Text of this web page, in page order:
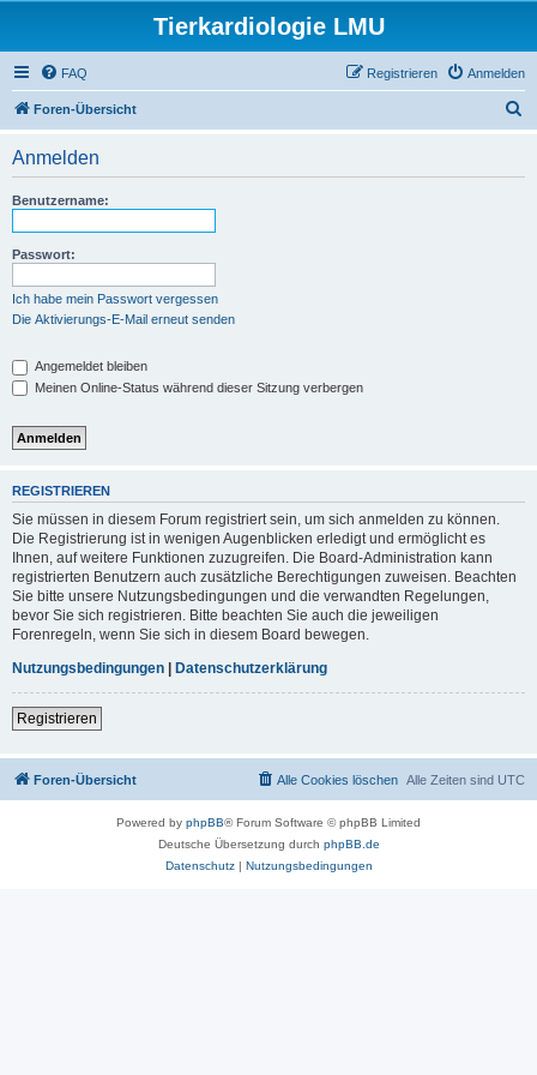
Tierkardiologie LMU
FAQ Anmelden
Registrieren
Foren-Übersicht
Anmelden
Benutzername:
Passwort:
Ich habe mein Passwort vergessen
Die Aktivierungs-E-Mail erneut senden
Angemeldet bleiben
Meinen Online-Status während dieser Sitzung verbergen
REGISTRIEREN
Sie müssen in diesem Forum registriert sein, um sich anmelden zu können.
Die Registrierung ist in wenigen Augenblicken erledigt und ermöglicht es
Ihnen, auf weitere Funktionen zuzugreifen. Die Board-Administration kann
registrierten Benutzern auch zusätzliche Berechtigungen zuweisen. Beachten
Sie bitte unsere Nutzungsbedingungen und die verwandten Regelungen,
bevor Sie sich registrieren. Bitte beachten Sie auch die jeweiligen
Forenregeln, wenn Sie sich in diesem Board bewegen.
Nutzungsbedingungen | Datenschutzerklärung
Registrieren
Foren-Übersicht Alle Zeiten sind UTC
Alle Cookies löschen
Powered by phpBB® Forum Software © phpBB Limited
Deutsche Übersetzung durch phpBB.de
Datenschutz| Nutzungsbedingungen